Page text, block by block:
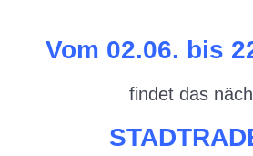
Vom 02.06. bis
findet das